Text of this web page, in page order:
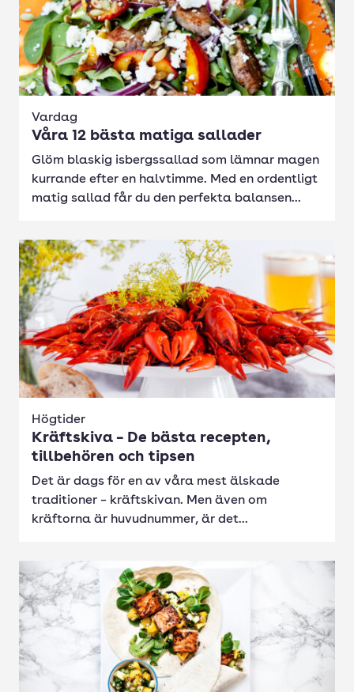
Vardag
Våra 12 bästa matiga sallader
Glöm blaskig isbergssallad som lämnar magen
kurrande efter en halvtimme. Med en ordentligt
matig sallad får du den perfekta balansen...
Högtider
Kräftskiva – De bästa recepten,
tillbehören och tipsen
Det är dags för en av våra mest älskade
traditioner – kräftskivan. Men även om
kräftorna är huvudnummer, är det...